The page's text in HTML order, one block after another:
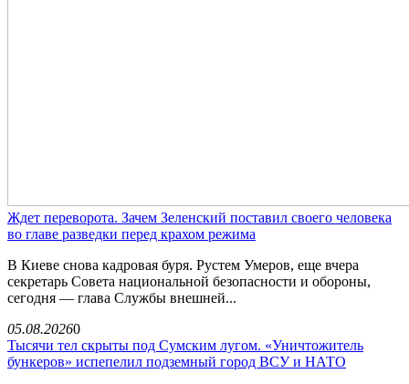
Ждет переворота. Зачем Зеленский поставил своего человека
во главе разведки перед крахом режима
В Киеве снова кадровая буря. Рустем Умеров, еще вчера
секретарь Совета национальной безопасности и обороны,
сегодня — глава Службы внешней...
05.08.20260
Тысячи тел скрыты под Сумским лугом. «Уничтожитель
бункеров» испепелил подземный город ВСУ и НАТО